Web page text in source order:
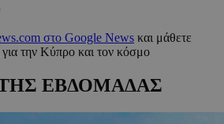
στο Google News και μάθετε
για την Κύπρο και τον κόσμο
ΕΒΔΟΜΑΔΑΣ